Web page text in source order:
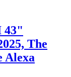
43"
The
Alexa